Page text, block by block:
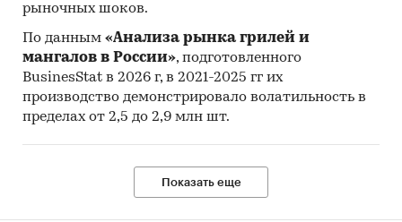
рыночных шоков.
По данным «Анализа рынка грилей и
мангалов в России», подготовленного
BusinesStat в 2026 г, в 2021-2025 гг их
производство демонстрировало волатильность в
пределах от 2,5 до 2,9 млн шт.
Показать еще